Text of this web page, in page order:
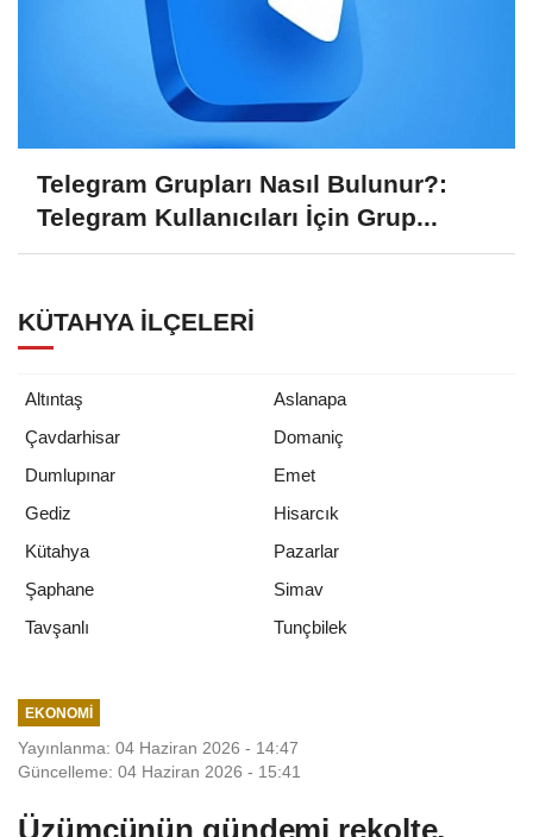
Telegram Grupları Nasıl Bulunur?:
Telegram Kullanıcıları İçin Grup...
KÜTAHYA İLÇELERI
Altıntaş
Aslanapa
Çavdarhisar
Domaniç
Dumlupınar
Emet
Gediz
Hisarcık
Kütahya
Pazarlar
Şaphane
Simav
Tavşanlı
Tunçbilek
EKONOMI
Yayınlanma: 04 Haziran 2026 - 14:47
Güncelleme: 04 Haziran 2026 - 15:41